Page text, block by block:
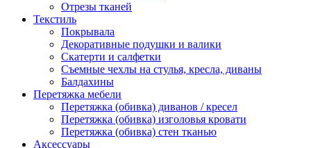
Отрезы тканей
Текстиль
Покрывала
Декоративные подушки и валики
Скатерти и салфетки
Cъемные чехлы на стулья, кресла, диваны
Балдахины
Перетяжка мебели
Перетяжка (обивка) диванов / кресел
Перетяжка (обивка) изголовья кровати
Перетяжка (обивка) стен тканью
Аксессуары